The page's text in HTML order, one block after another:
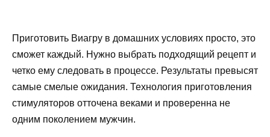
Приготовить Виагру в домашних условиях просто, это
сможет каждый. Нужно выбрать подходящий рецепт и
четко ему следовать в процессе. Результаты превысят
самые смелые ожидания. Технология приготовления
стимуляторов отточена веками и проверенна не
одним поколением мужчин.